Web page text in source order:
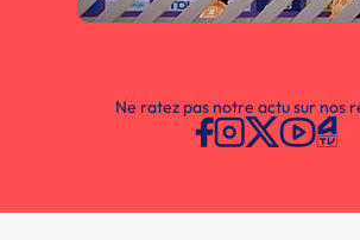
Ne ratez pas notre actu sur nos